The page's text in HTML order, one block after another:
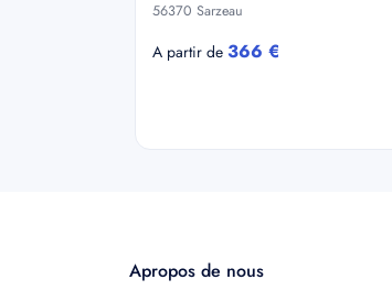
56370 Sarzeau
A partir de 366 €
Apropos de nous